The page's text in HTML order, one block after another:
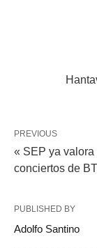
PREVIOUS
« SEP ya
conciertos de
PUBLISHED BY
Adolfo Santino